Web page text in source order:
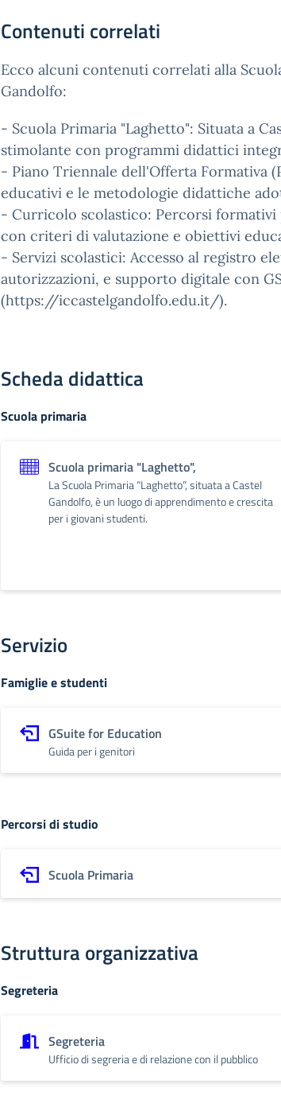
Contenuti correlati
Ecco alcuni contenuti correlati alla
Gandolfo:
- Scuola Primaria "Laghetto": Situata a
stimolante con programmi didattici
- Piano Triennale dell'Offerta Formativa
educativi e le metodologie didattiche
- Curricolo scolastico: Percorsi formativi
con criteri di valutazione e obiettivi
- Servizi scolastici: Accesso al registro
autorizzazioni, e supporto digitale con
(https://iccastelgandolfo.edu.it/).
Scheda didattica
Scuola primaria
Scuola primaria "Laghetto",
La Scuola Primaria “Laghetto”, situata a Castel
Gandolfo, è un luogo di apprendimento e crescita
per i giovani studenti.
Servizio
Famiglie e studenti
GSuite for Education
Guida per i genitori
Percorsi di studio
Scuola Primaria
Struttura organizzativa
Segreteria
Segreteria
Ufficio di segreria e di relazione con il pubblico